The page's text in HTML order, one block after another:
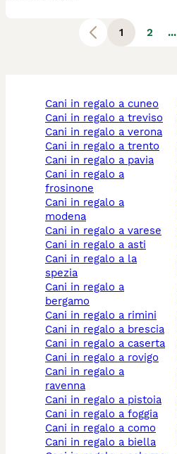
1 2 ...
cani in regalo a cuneo
cani in regalo a treviso
cani in regalo a verona
cani in regalo a trento
cani in regalo a pavia
cani in regalo a
frosinone
cani in regalo a
modena
cani in regalo a varese
cani in regalo a asti
cani in regalo a la
spezia
cani in regalo a
bergamo
cani in regalo a rimini
cani in regalo a brescia
cani in regalo a caserta
cani in regalo a rovigo
cani in regalo a
ravenna
cani in regalo a pistoia
cani in regalo a foggia
cani in regalo a como
cani in regalo a biella